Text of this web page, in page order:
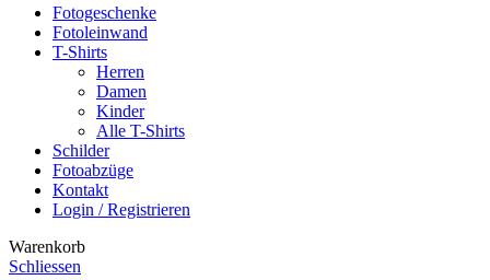
Fotogeschenke
Fotoleinwand
T-Shirts
Herren
Damen
Kinder
Alle T-Shirts
Schilder
Fotoabzüge
Kontakt
Login / Registrieren
Warenkorb
Schliessen